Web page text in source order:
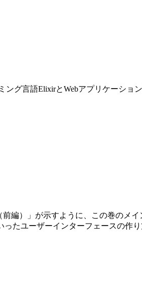
グ言語ElixirとWebアプリケーショ
編）」が示すように、この巻のメ
たユーザーインターフェースの作り